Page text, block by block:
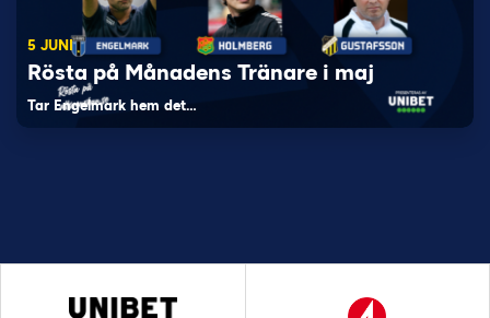
5 JUNI
Rösta på Månadens Tränare i maj
Tar Engelmark hem det…